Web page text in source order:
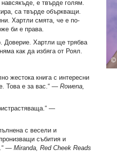
е твърде голям.
са твърде объркващи.
Хартли смята, че е по-
би е права.
Доверие. Хартли ще трябва
как да избяга от Роял.
жестока книга с интересни
Това е за вас.“ ―Rowena,
―
с весели и
събития и
―Miranda, Red Cheek Reads